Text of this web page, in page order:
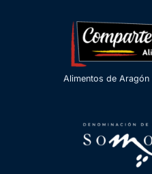
Alimentos de Aragón